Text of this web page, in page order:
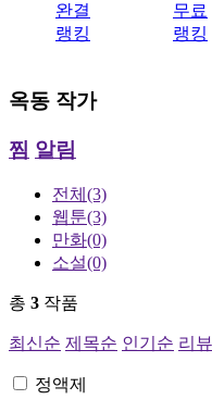
완결
랭킹
무료
랭킹
옥동 작가
찜 알림
전체 (3)
웹툰(3)
만화(0)
소설(0)
총 3 작품
최신순 제목순 인기순 리
정액제